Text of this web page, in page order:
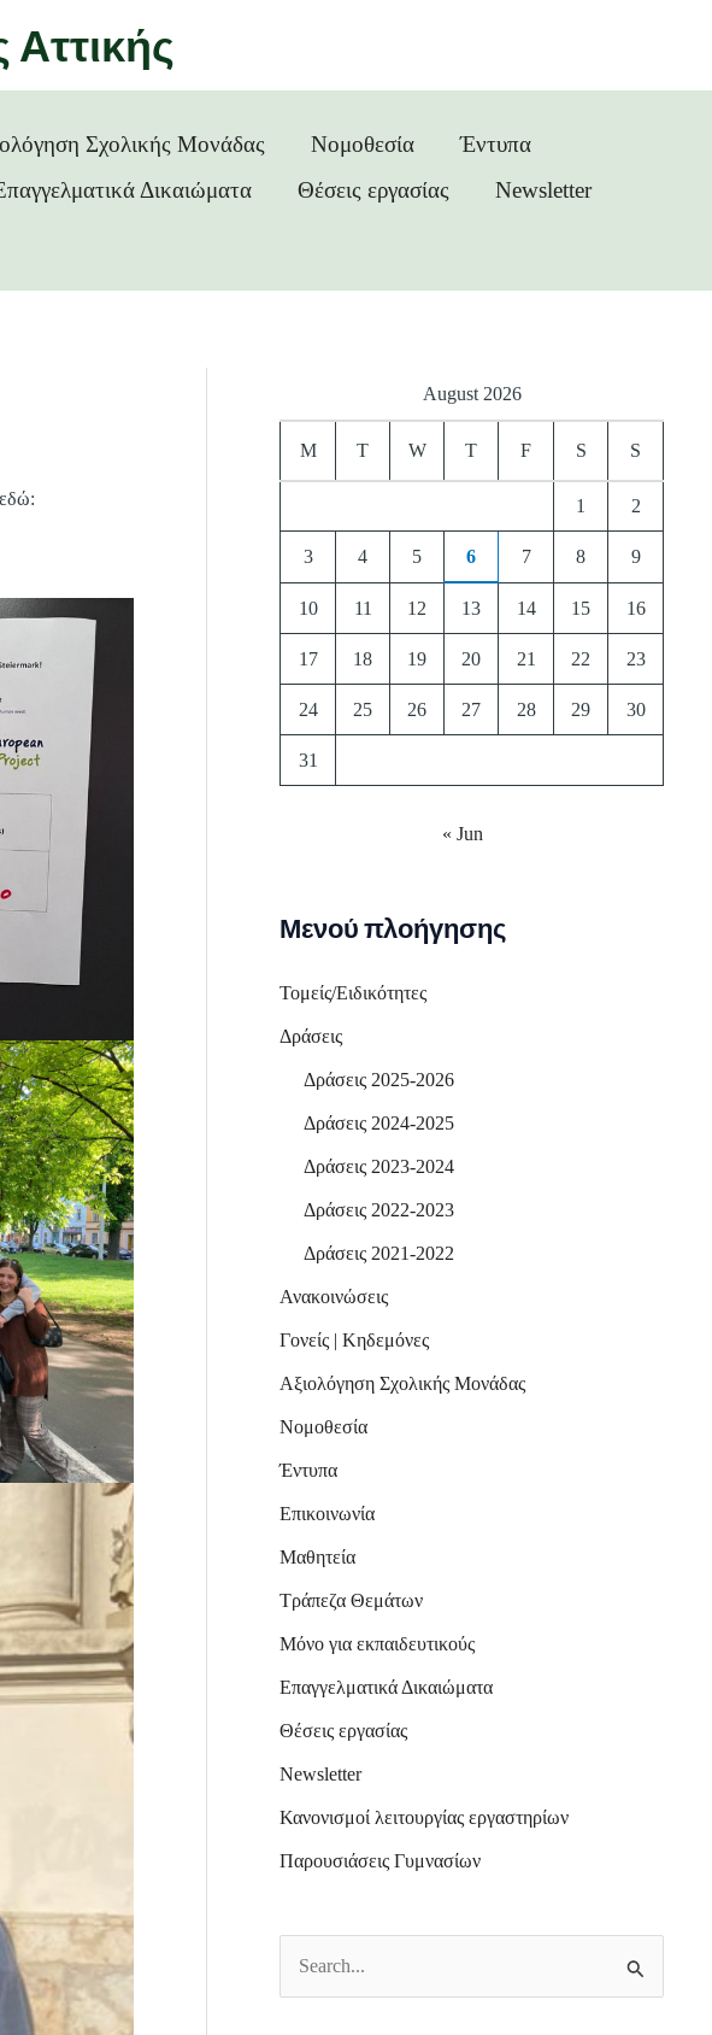
Σχολικής Μονάδας Νομοθεσία
Έντυπα
Δικαιώματα Θέσεις εργασίας
Newsletter
August 2026
M T W T F S S
1 2
3 4 5 6 7 8 9
10 11 12 13 14 15 16
17 18 19 20 21 22 23
24 25 26 27 28 29 30
31
« Jun
Μενού πλοήγησης
Τομείς/Ειδικότητες
Δράσεις
Δράσεις 2025-2026
Δράσεις 2024-2025
Δράσεις 2023-2024
Δράσεις 2022-2023
Δράσεις 2021-2022
Ανακοινώσεις
Γονείς | Κηδεμόνες
Αξιολόγηση Σχολικής Μονάδας
Νομοθεσία
Έντυπα
Επικοινωνία
Μαθητεία
Τράπεζα Θεμάτων
Μόνο για εκπαιδευτικούς
Επαγγελματικά Δικαιώματα
Θέσεις εργασίας
Newsletter
Κανονισμοί λειτουργίας εργαστηρίων
Παρουσιάσεις Γυμνασίων